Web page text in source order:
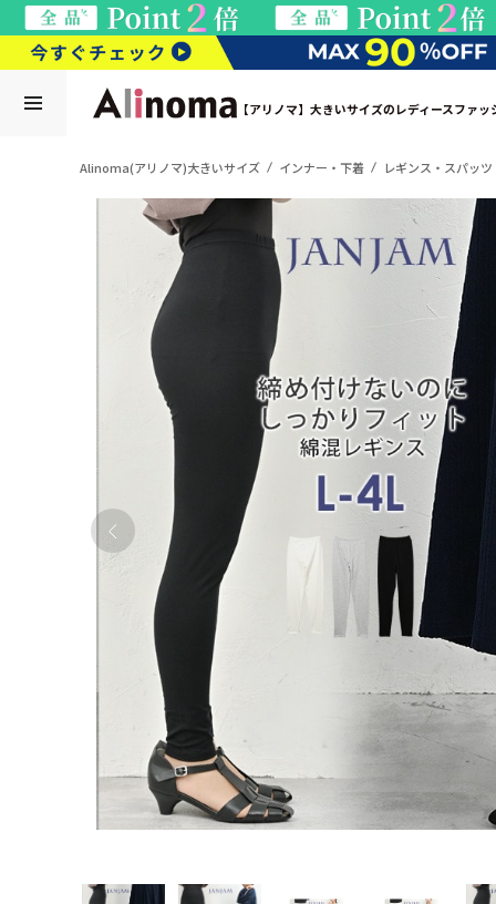
【アリノマ】大きいサイズのレディースファッ
Alinoma(アリノマ)大きいサイズ インナー・下着 レギンス・スパッツ